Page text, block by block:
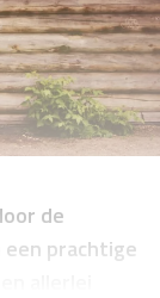
de
prachtige